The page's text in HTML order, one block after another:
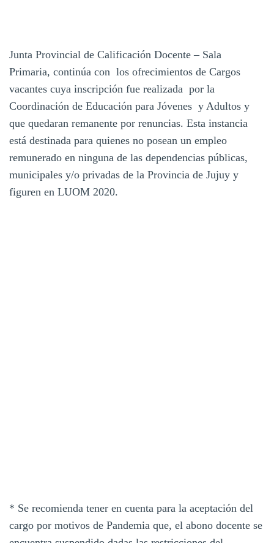
Junta Provincial de Calificación Docente – Sala
Primaria, continúa con los ofrecimientos de Cargos
vacantes cuya inscripción fue realizada por la
Coordinación de Educación para Jóvenes y Adultos y
que quedaran remanente por renuncias. Esta instancia
está destinada para quienes no posean un empleo
remunerado en ninguna de las dependencias públicas,
municipales y/o privadas de la Provincia de Jujuy y
figuren en LUOM 2020.
* Se recomienda tener en cuenta para la aceptación del
cargo por motivos de Pandemia que, el abono docente se